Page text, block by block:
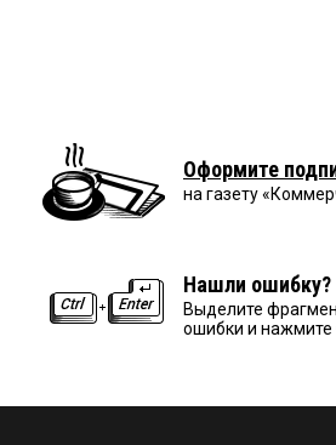
Оформите
на газету
Нашли ошибку?
Выделите
ошибки и нажмите